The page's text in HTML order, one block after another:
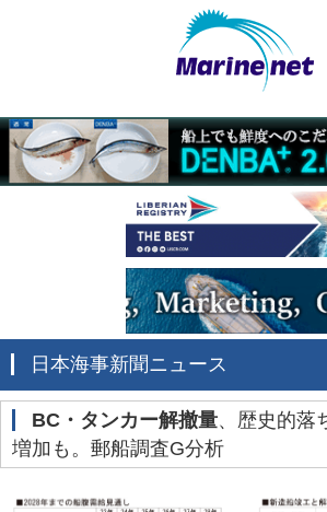
日本海事新聞ニュース
BC・タンカー解撤量、歴史的落
増加も。郵船調査G分析